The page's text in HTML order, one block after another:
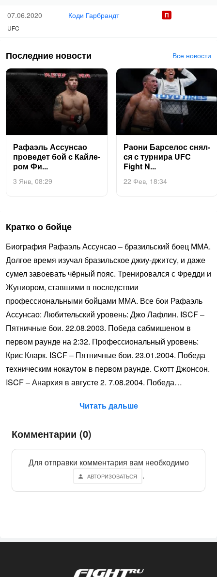
07.06.2020 Коди Гарбрандт
UFC
Последние новости Все новости
Ра­фа­эль Ас­сунсао
про­ведет бой с Кай­ле­
ром Фи...
3 Янв, 08:29
Ра­они Бар­се­лос снял­
ся с тур­ни­ра UFC
Fight N...
22 Фев, 18:34
Кратко о бойце
Биография Рафаэль Ассунсао – бразильский боец ММА.
Долгое время изучал бразильское джиу-джитсу, и даже
сумел завоевать чёрный пояс. Тренировался с Фредди и
Жуниором, ставшими в последствии
профессиональными бойцами ММА. Все бои Рафаэль
Ассунсао: Любительский уровень: Джо Лафлин. ISCF –
Пятничные бои. 22.08.2003. Победа сабмишеном в
первом раунде на 2:32. Профессиональный уровень:
Крис Кларк. ISCF – Пятничные бои. 23.01.2004. Победа
техническим нокаутом в первом раунде. Скотт Джонсон.
ISCF – Анархия в августе 2. 7.08.2004. Победа…
Читать дальше
Комментарии (0)
Для отправки комментария вам необходимо
АВТОРИЗОВАТЬСЯ .